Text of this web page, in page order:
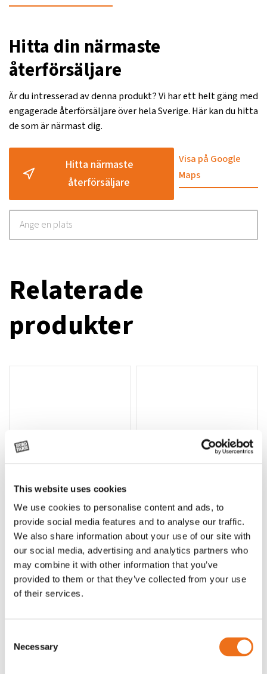
This website uses cookies
We use cookies to personalise content and ads, to
provide social media features and to analyse our traffic.
We also share information about your use of our site with
our social media, advertising and analytics partners who
may combine it with other information that you’ve
provided to them or that they’ve collected from your use
of their services.
Selection
Necessary
Hitta din närmaste
återförsäljare
Är du intresserad av denna produkt? Vi har ett helt gäng med
engagerade återförsäljare över hela Sverige. Här kan du hitta
de som är närmast dig.
Hitta närmaste
återförsäljare
Visa på Google
Maps
Relaterade
produkter
Lägg till i varukorg
Rotor, komplett med slagor
OR80013456G
(ex. moms)
Grön truckknapp
A00220
kr (ex. moms)